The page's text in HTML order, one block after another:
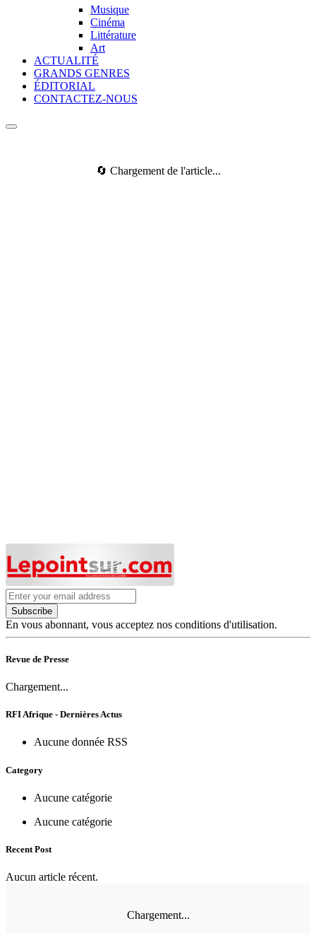
Musique
Cinéma
Littérature
Art
ACTUALITÉ
GRANDS GENRES
ÉDITORIAL
CONTACTEZ-NOUS
🔄 Chargement de l'article...
Subscribe
En vous abonnant, vous acceptez nos conditions d'utilisation.
Revue de Presse
Chargement...
RFI Afrique - Dernières Actus
Aucune donnée RSS
Category
Aucune catégorie
Aucune catégorie
Recent Post
Aucun article récent.
Chargement...